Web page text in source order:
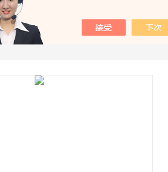
法国力度克0517635变量柱塞泵XP-63供应